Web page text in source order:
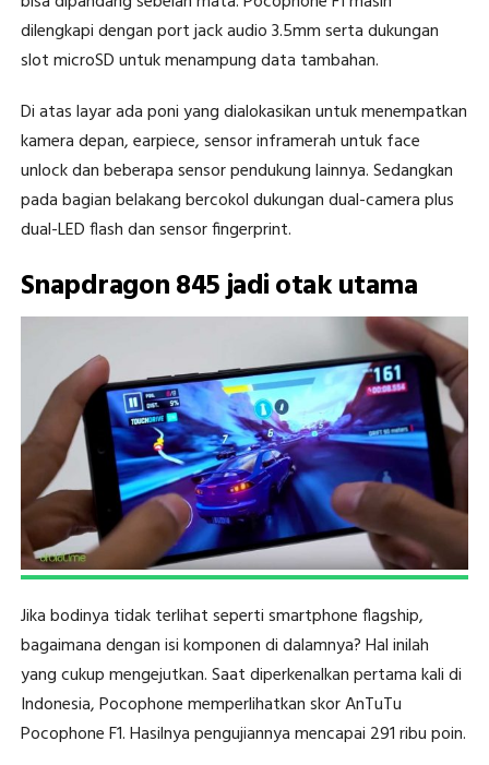
dilengkapi dengan port jack audio 3.5mm serta dukungan
slot microSD untuk menampung data tambahan.
Di atas layar ada poni yang dialokasikan untuk menempatkan
kamera depan, earpiece, sensor inframerah untuk face
unlock dan beberapa sensor pendukung lainnya. Sedangkan
pada bagian belakang bercokol dukungan dual-camera plus
dual-LED flash dan sensor fingerprint.
Snapdragon 845 jadi otak utama
Jika bodinya tidak terlihat seperti smartphone flagship,
bagaimana dengan isi komponen di dalamnya? Hal inilah
yang cukup mengejutkan. Saat diperkenalkan pertama kali di
Indonesia, Pocophone memperlihatkan skor AnTuTu
Pocophone F1. Hasilnya pengujiannya mencapai 291 ribu poin.